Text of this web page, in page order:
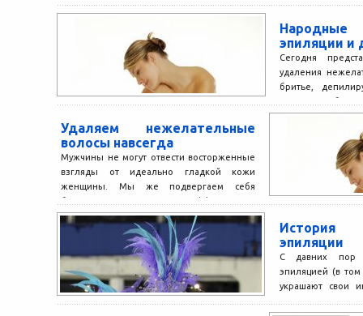
эпиляции и
Сегодня
удаления
бритье,
воском,
лазерная
Удаляем нежелательные
волосы навсегда
Мужчины не могут отвести восторженные
взгляды от идеально гладкой кожи
женщины. Мы же подвергаем себя
болезненным и малоэффективным
обычным способам...
История
эпиляции
С давних пор
эпиляцией (в
украшают свои